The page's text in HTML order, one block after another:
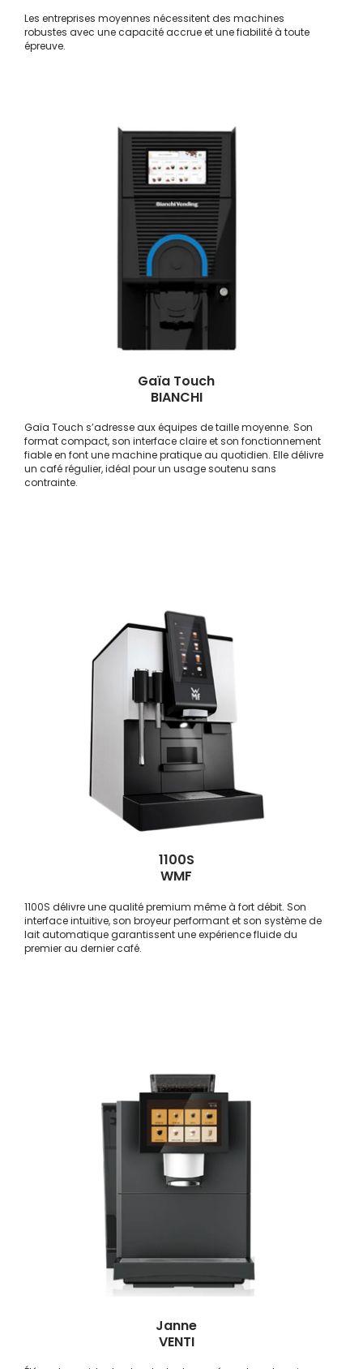
Les entreprises moyennes nécessitent des machines
robustes avec une capacité accrue et une fiabilité à toute
épreuve.
Gaïa Touch
BIANCHI
Gaïa Touch s’adresse aux équipes de taille moyenne. Son
format compact, son interface claire et son fonctionnement
fiable en font une machine pratique au quotidien. Elle délivre
un café régulier, idéal pour un usage soutenu sans
contrainte.
1100S
WMF
1100S délivre une qualité premium même à fort débit. Son
interface intuitive, son broyeur performant et son système de
lait automatique garantissent une expérience fluide du
premier au dernier café.
Janne
VENTI